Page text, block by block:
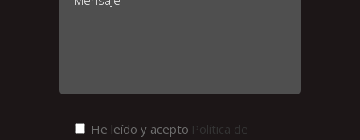
He leído y acepto Política de